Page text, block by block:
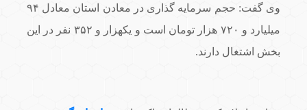
وی گفت: حجم سرمایه گذاری در معادن استان معادل ۹۴
میلیارد و ۷۲۰ هزار تومان است و یکهزار و ۳۵۲ نفر در این
بخش اشتغال دارند.